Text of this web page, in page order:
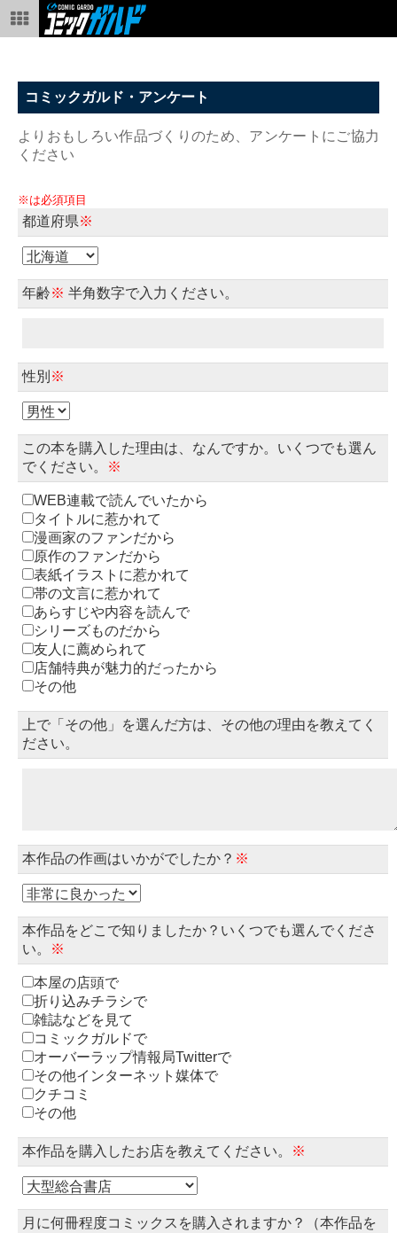
コミックガルド・アンケート
よりおもしろい作品づくりのため、アンケートにご協力
ください
※は必須項目
都道府県※
年齢※ 半角数字で入力ください。
性別 ※
この本を購入した理由は、なんですか。いくつでも選ん
でください。
※
WEB連載で読んでいたから
タイトルに惹かれて
漫画家のファンだから
原作のファンだから
表紙イラストに惹かれて
帯の文言に惹かれて
あらすじや内容を読んで
シリーズものだから
友人に薦められて
店舗特典が魅力的だったから
その他
上で「その他」を選んだ方は、その他の理由を教えてく
ださい。
本作品の作画はいかがでしたか？ ※
本作品をどこで知りましたか？いくつでも選んでくださ
い。
※
本屋の店頭で
折り込みチラシで
雑誌などを見て
コミックガルドで
オーバーラップ情報局Twitterで
その他インターネット媒体で
クチコミ
その他
本作品を購入したお店を教えてください。 ※
月に何冊程度コミックスを購入されますか？（本作品を